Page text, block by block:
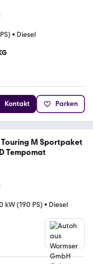
• Diesel
Kontakt Parken
M Sportpaket
Tempomat
kW (190 PS) • Diesel